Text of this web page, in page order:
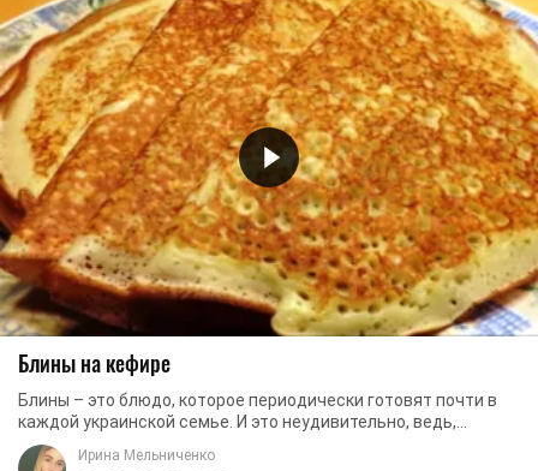
Блины на кефире
Блины – это блюдо, которое периодически готовят почти в
каждой украинской семье. И это неудивительно, ведь,
правильно приготовленные, они имеют ...
Ирина Мельниченко